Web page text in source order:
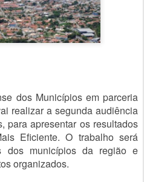
dos Municípios em parceria
realizar a segunda audiência
para apresentar os resultados
Eficiente. O trabalho será
dos municípios da região e
organizados.